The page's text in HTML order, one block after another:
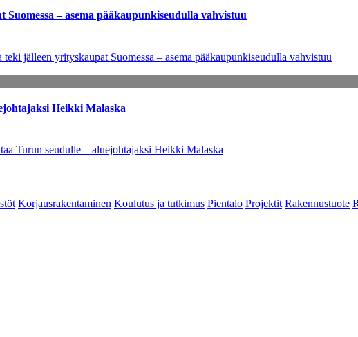
– asema pääkaupunkiseudulla vahvistuu
jälleen yrityskaupat Suomessa – asema pääkaupunkiseudulla vahvistuu
Heikki Malaska
Turun seudulle – aluejohtajaksi Heikki Malaska
Korjausrakentaminen Koulutus ja tutkimus Pientalo Projektit Rakennustuote